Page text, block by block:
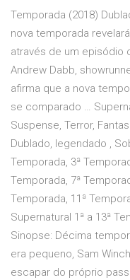
Temporada (2018)
nova temporada
através de um episódio
Andrew Dabb,
afirma que a nova
se comparado …
Suspense, Terror,
Dublado, legendado ,
Temporada, 3ª
Temporada, 7ª
Temporada, 11ª
Supernatural 1ª a 13ª
Sinopse: Décima
era pequeno, Sam
escapar do próprio